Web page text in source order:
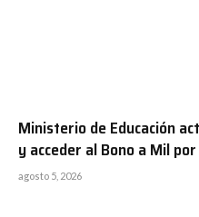
Ministerio de Educación
y acceder al Bono a Mil
agosto 5, 2026